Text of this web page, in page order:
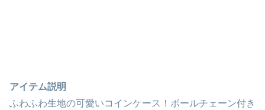
アイテム説明
ふわふわ生地の可愛いコインケース！ボールチェーン付き